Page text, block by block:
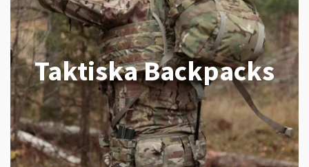
Taktiska Backpacks